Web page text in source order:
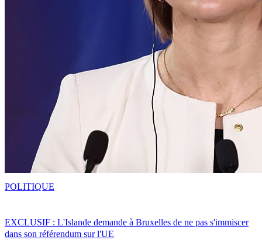
EXCLUSIF : L'Islande demande à Bruxelles de ne pas s'immiscer
dans son référendum sur l'UE
POLITIQUE